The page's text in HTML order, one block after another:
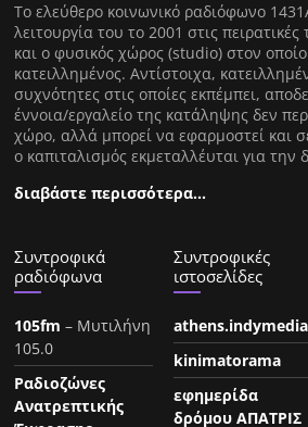
Tο ελεύθερο κοινωνικό ραδιόφωνο
λειτουργία του το 2001 στις
και ο φυσικός χώρος (studio) στον οποίο
κατειλλημένος. Αντίστοιχα,
συχνότητες στις οποίες εκπέμπει,
έννοια/εργαλείο της κατάληψης δεν
χώρο, αλλά μπορεί να εφαρμοστεί και
ο καπιταλισμός εκμεταλλέυται για
διαβάστε περισσότερα…
Συντροφικά
ραδιόφωνα
105fm – Μυτιλήνη
105.0
Ραδιοζώνες
Ανατρεπτικής
Συντροφικές
ιστοσελίδες
athens.indymedia
kinimatorama
εφημερίδα
δρόμου ΑΠΑΤΡΙΣ